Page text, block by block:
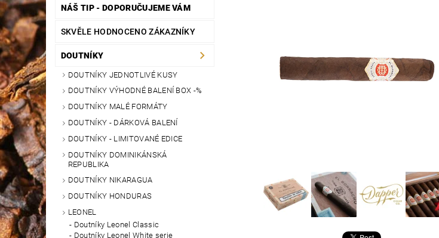
NÁŠ TIP - DOPORUČUJEME VÁM
SKVĚLE HODNOCENO ZÁKAZNÍKY
DOUTNÍKY
DOUTNÍKY JEDNOTLIVÉ KUSY
DOUTNÍKY VÝHODNÉ BALENÍ BOX -%
DOUTNÍKY MALÉ FORMÁTY
DOUTNÍKY - DÁRKOVÁ BALENÍ
DOUTNÍKY - LIMITOVANÉ EDICE
DOUTNÍKY DOMINIKÁNSKÁ
REPUBLIKA
DOUTNÍKY NIKARAGUA
DOUTNÍKY HONDURAS
LEONEL
Doutníky Leonel Classic
Doutníky Leonel White serie